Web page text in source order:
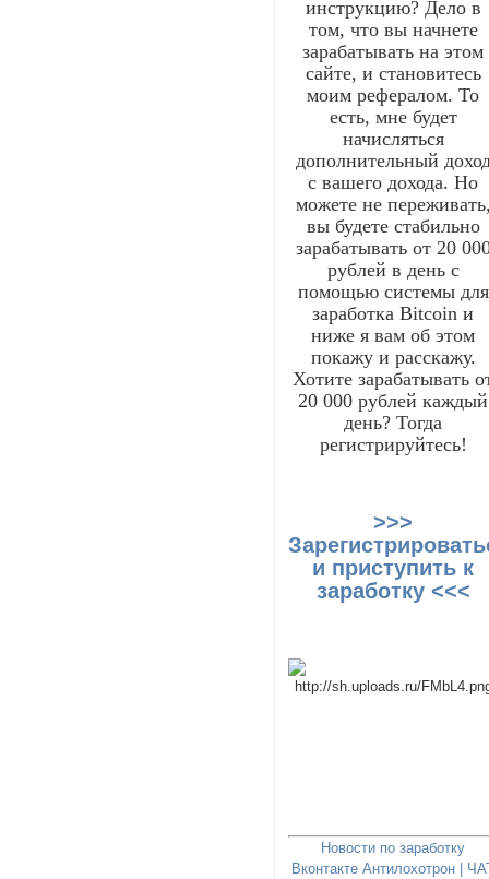
инструкцию? Дело в
том, что вы начнете
зарабатывать на этом
сайте, и становитесь
моим рефералом. То
есть, мне будет
начисляться
дополнительный
с вашего дохода. Но
можете не
вы будете стабильно
зарабатывать от 20
рублей в день с
помощью системы для
заработка Bitcoin и
ниже я вам об этом
покажу и расскажу.
Хотите зарабатывать
20 000 рублей каждый
день? Тогда
регистрируйтесь!
>>>
и приступить к
заработку <<<
Новости по заработку
Вконтакте Антилохотрон |